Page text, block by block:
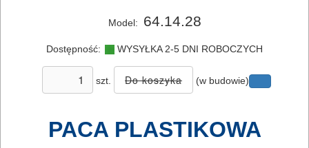
BUDOWLANE
GLAZURNICZE
Model: 64.14.28
Dostępność: WYSYŁKA 2-5 DNI ROBOCZYCH
szt. (w budowie)
PACA PLASTIKOWA